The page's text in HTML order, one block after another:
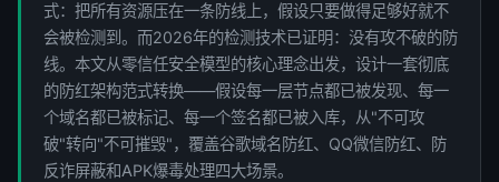
式：把所有资源压在一条防线上，假设只要做得足够好就不
会被检测到。而2026年的检测技术已证明：没有攻不破的防
线。本文从零信任安全模型的核心理念出发，设计一套彻底
的防红架构范式转换——假设每一层节点都已被发现、每一
个域名都已被标记、每一个签名都已被入库，从"不可攻
破"转向"不可摧毁"，覆盖谷歌域名防红、QQ微信防红、防
反诈屏蔽和APK爆毒处理四大场景。